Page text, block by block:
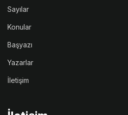
Sayılar
Konular
Başyazı
Yazarlar
İletişim